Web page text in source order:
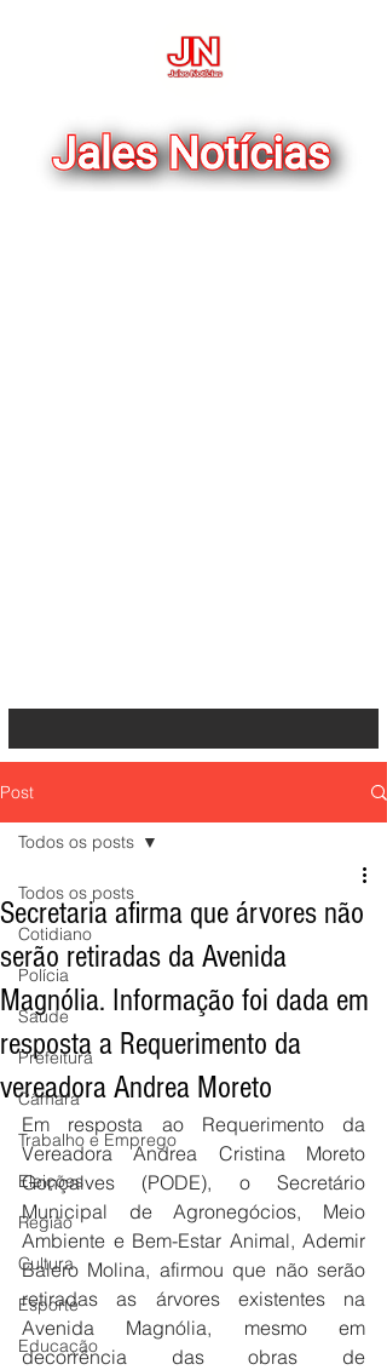
Post
Todos os posts
Cotidiano
Polícia
Saúde
Prefeitura
Câmara
Trabalho e Emprego
Eleições
Região
Cultura
Esporte
Educação
Todos os posts
Secretaria afirma que árvores não
serão retiradas da Avenida
Magnólia. Informação foi dada em
resposta a Requerimento da
vereadora Andrea Moreto
Em resposta ao Requerimento da
Vereadora Andrea Cristina Moreto
Gonçalves (PODE), o Secretário
Municipal de Agronegócios, Meio
Ambiente e Bem-Estar Animal, Ademir
Balero Molina, afirmou que não serão
retiradas as árvores existentes na
Avenida Magnólia, mesmo em
decorrência das obras de